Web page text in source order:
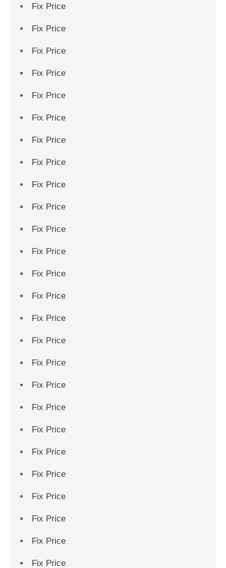
Fix Price
Fix Price
Fix Price
Fix Price
Fix Price
Fix Price
Fix Price
Fix Price
Fix Price
Fix Price
Fix Price
Fix Price
Fix Price
Fix Price
Fix Price
Fix Price
Fix Price
Fix Price
Fix Price
Fix Price
Fix Price
Fix Price
Fix Price
Fix Price
Fix Price
Fix Price